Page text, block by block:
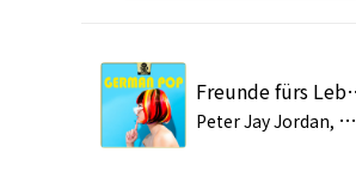
Freunde
P
eter Jay Jordan, Marc Steinmeier